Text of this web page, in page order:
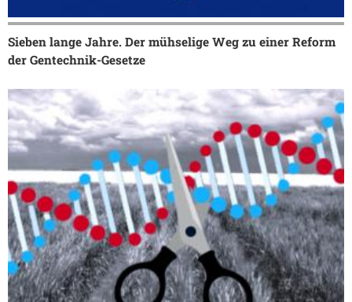
Sieben lange Jahre. Der mühselige Weg zu einer Reform
der Gentechnik-Gesetze